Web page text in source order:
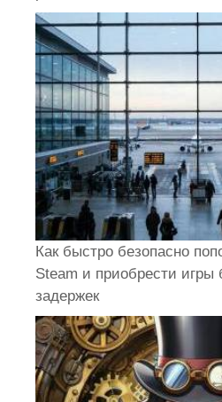
Как быстро безопасно
Steam и приобрести игры
задержек